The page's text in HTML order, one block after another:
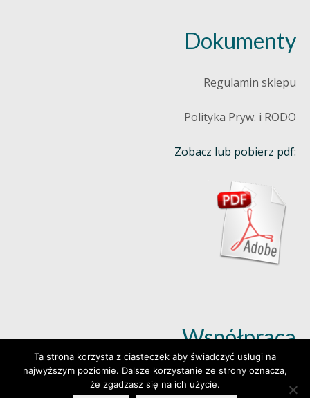
Dokumenty
Regulamin sklepu
Polityka Pryw. i RODO
Zobacz lub pobierz pdf:
Współpraca
Dowiedz się więcej (klik)
Ta strona korzysta z ciasteczek aby świadczyć usługi na
najwyższym poziomie. Dalsze korzystanie ze strony oznacza,
że zgadzasz się na ich użycie.